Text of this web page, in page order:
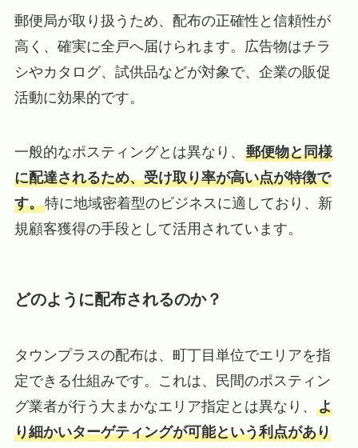
郵便局が取り扱うため、配布の正確性と信頼性が
高く、確実に全戸へ届けられます。広告物はチラ
シやカタログ、試供品などが対象で、企業の販促
活動に効果的です。
一般的なポスティングとは異なり、 郵便物と同様
に配達されるため、受け取り率が高い点が特徴で
す。特に地域密着型のビジネスに適しており、新
規顧客獲得の手段として活用されています。
どのように配布されるのか？
タウンプラスの配布は、町丁目単位でエリアを指
定できる仕組みです。これは、民間のポスティン
グ業者が行う大まかなエリア指定とは異なり、 よ
り細かいターゲティングが可能という利点があり